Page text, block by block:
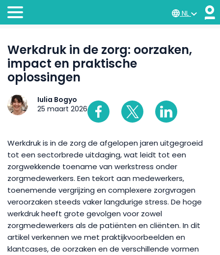
NL
Werkdruk in de zorg: oorzaken,
impact en praktische
oplossingen
Iulia Bogyo
25 maart 2026
Werkdruk is in de zorg de afgelopen jaren uitgegroeid
tot een sectorbrede uitdaging, wat leidt tot een
zorgwekkende toename van werkstress onder
zorgmedewerkers. Een tekort aan medewerkers,
toenemende vergrijzing en complexere zorgvragen
veroorzaken steeds vaker langdurige stress. De hoge
werkdruk heeft grote gevolgen voor zowel
zorgmedewerkers als de patiënten en cliënten. In dit
artikel verkennen we met praktijkvoorbeelden en
klantcases, de oorzaken en de verschillende vormen